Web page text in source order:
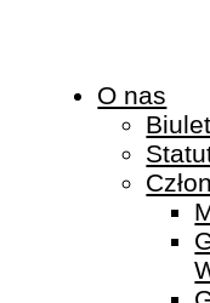
O nas